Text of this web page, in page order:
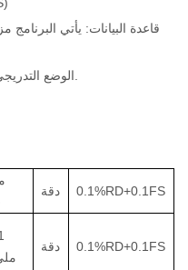
قاعدة البيانات: يأتي البرنامج
دقة 0.1%RD+0.1FS
دقة 0.1%RD+0.1FS